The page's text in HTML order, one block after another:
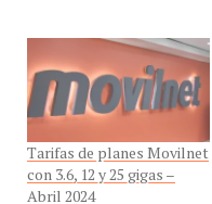
buenas noticias para los
clientes de Movilnet,
porque desde este 26 de
junio la operadora móvil
pone a…
Tarifas de planes Movilnet
con 3.6, 12 y 25 gigas –
Abril 2024
En «Movilnet»